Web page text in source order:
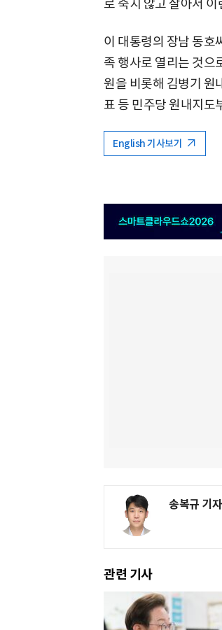
로 죽지 않고 살아서
이 대통령의 장남 동호
족 행사로 열리는 것으
원을 비롯해 김병기 원
표 등 민주당 원내지도
English 기사보기
송복규 기자
관련 기사